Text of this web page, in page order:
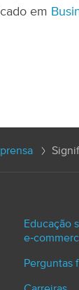
em
Educação
Perguntas